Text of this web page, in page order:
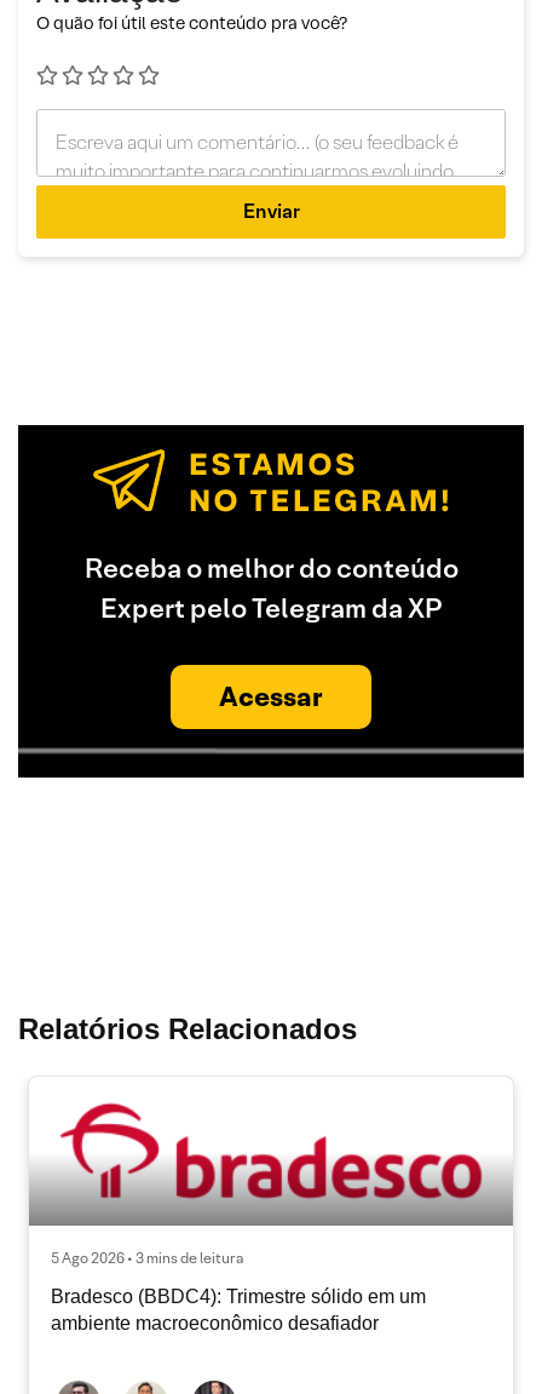
O quão foi útil este conteúdo pra você?
Enviar
Receba o melhor do conteúdo
Expert pelo Telegram da XP
Acessar
Relatórios Relacionados
5 Ago 2026 • 3 mins de leitura
Bradesco (BBDC4): Trimestre sólido em um
ambiente macroeconômico desafiador